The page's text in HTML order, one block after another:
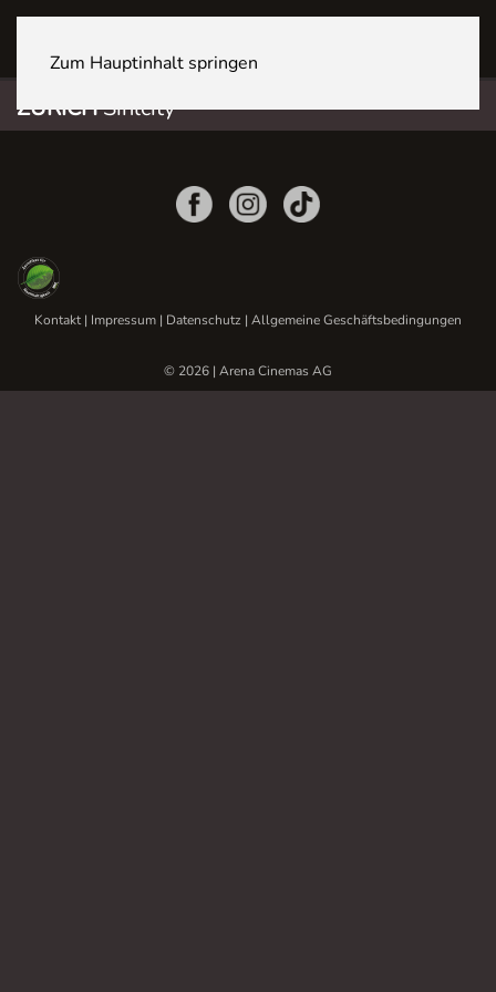
Zum Hauptinhalt springen
ZÜRICHSihlcity
Kontakt| Impressum | Datenschutz | Allgemeine Geschäftsbedingungen
© 2026 | Arena Cinemas AG